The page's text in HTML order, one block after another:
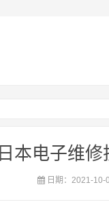
日本电子维
日期：2021-10-